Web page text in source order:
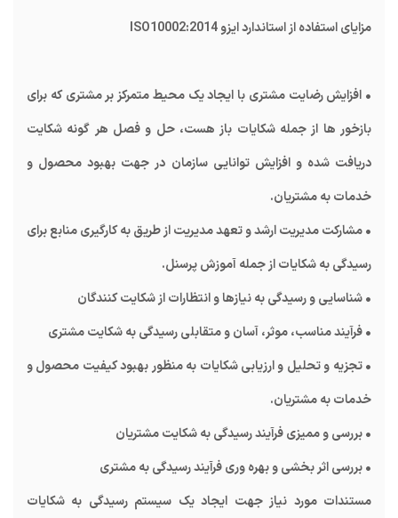
مزایای استفاده از استاندارد ایزو
• افزایش رضایت مشتری با ایجاد یک محیط متمرکز بر مشتری که برای
بازخور ها از جمله شکایات باز هست، حل و فصل هر گونه شکایت
دریافت شده و افزایش توانایی سازمان در جهت بهبود محصول و
خدمات به مشتریان.
• مشارکت مدیریت ارشد و تعهد مدیریت از طریق به کارگیری منابع برای
رسیدگی به شکایات از جمله آموزش پرسنل.
• شناسایی و رسیدگی به نیازها و انتظارات از شکایت کنندگان
• فرآیند مناسب، موثر، آسان و متقابلی رسیدگی به شکایت مشتری
• تجزیه و تحلیل و ارزیابی شکایات به منظور بهبود کیفیت محصول و
خدمات به مشتریان.
• بررسی و ممیزی فرآیند رسیدگی به شکایت مشتریان
• بررسی اثر بخشی و بهره وری فرآیند رسیدگی به مشتری
مستندات مورد نیاز جهت ایجاد یک سیستم رسیدگی به شکایات